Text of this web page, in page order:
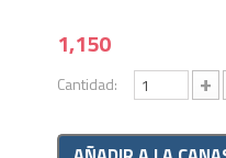
1,150
Cantidad: +